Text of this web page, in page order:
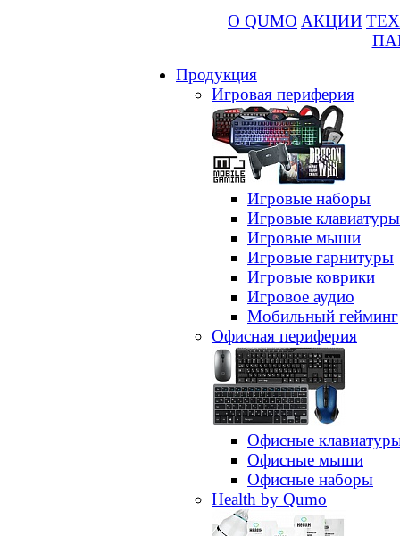
О QUMO АКЦИИ
Продукция
Игровая периферия
Игровые наборы
Игровые клавиатуры
Игровые мыши
Игровые гарнитуры
Игровые коврики
Игровое аудио
Мобильный гейминг
Офисная периферия
Офисные
Офисные мыши
Офисные наборы
Health by Qumo